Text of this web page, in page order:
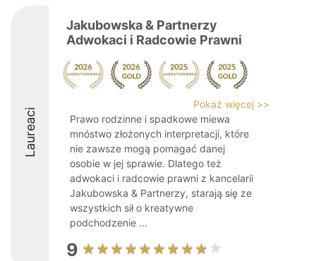
Laureaci
Jakubowska & Partnerzy
Adwokaci i Radcowie Prawni
Pokaż więcej >>
Prawo rodzinne i spadkowe miewa
mnóstwo złożonych interpretacji, które
nie zawsze mogą pomagać danej
osobie w jej sprawie. Dlatego też
adwokaci i radcowie prawni z kancelarii
Jakubowska & Partnerzy, starają się ze
wszystkich sił o kreatywne
podchodzenie ...
9